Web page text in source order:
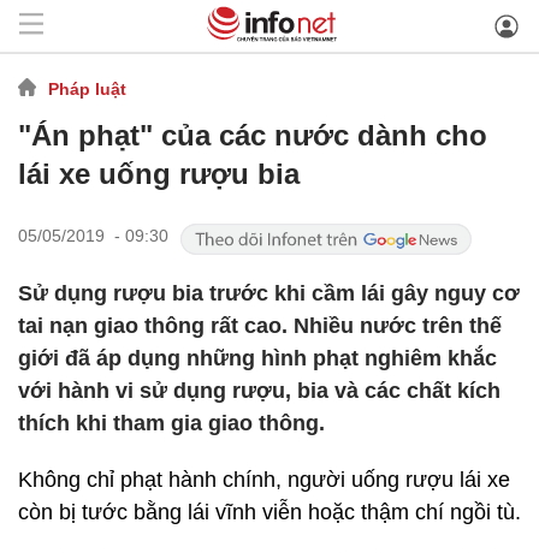
Pháp luật
"Án phạt" của các nước dành cho
lái xe uống rượu bia
05/05/2019 - 09:30
Sử dụng rượu bia trước khi cầm lái gây nguy cơ
tai nạn giao thông rất cao. Nhiều nước trên thế
giới đã áp dụng những hình phạt nghiêm khắc
với hành vi sử dụng rượu, bia và các chất kích
thích khi tham gia giao thông.
Không chỉ phạt hành chính, người uống rượu lái xe
còn bị tước bằng lái vĩnh viễn hoặc thậm chí ngồi tù.